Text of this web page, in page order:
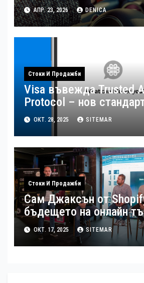
АПР. 23, 2026 DENICA
Стоки И Продажби
Visa въвежда Trusted
Protocol – нов стандарт
AI търговия
ОКТ. 28, 2025 SITEMAR
Стоки И Продажби
Сам Джаксън от
бъдещето на онлайн
пред български онлайн
предприемачи
ОКТ. 17, 2025 SITEMAR